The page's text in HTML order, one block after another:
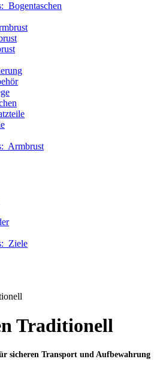
Bogentaschen
Armbrust
Ziele
Traditionell
sicheren Transport und Aufbewahrung